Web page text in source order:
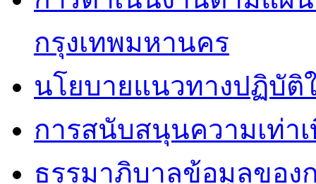
กรุงเทพมหานคร
นโยบายแนวทางปฏิบัติ
การสนับสนุนความเท่า
ธรรมาภิบาลข้อมูลของ